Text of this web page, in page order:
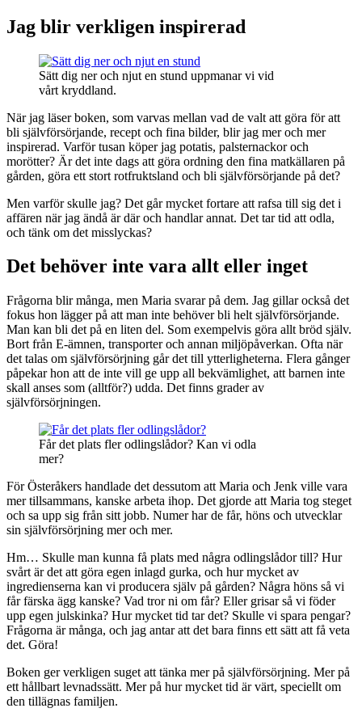
Jag blir verkligen inspirerad
Sätt dig ner och njut en stund uppmanar vi vid
vårt kryddland.
När jag läser boken, som varvas mellan vad de valt att göra för att
bli självförsörjande, recept och fina bilder, blir jag mer och mer
inspirerad. Varför tusan köper jag potatis, palsternackor och
morötter? Är det inte dags att göra ordning den fina matkällaren på
gården, göra ett stort rotfruktsland och bli självförsörjande på det?
Men varför skulle jag? Det går mycket fortare att rafsa till sig det i
affären när jag ändå är där och handlar annat. Det tar tid att odla,
och tänk om det misslyckas?
Det behöver inte vara allt eller inget
Frågorna blir många, men Maria svarar på dem. Jag gillar också det
fokus hon lägger på att man inte behöver bli helt självförsörjande.
Man kan bli det på en liten del. Som exempelvis göra allt bröd själv.
Bort från E-ämnen, transporter och annan miljöpåverkan. Ofta när
det talas om självförsörjning går det till ytterligheterna. Flera gånger
påpekar hon att de inte vill ge upp all bekvämlighet, att barnen inte
skall anses som (alltför?) udda. Det finns grader av
självförsörjningen.
Får det plats fler odlingslådor? Kan vi odla
mer?
För Österåkers handlade det dessutom att Maria och Jenk ville vara
mer tillsammans, kanske arbeta ihop. Det gjorde att Maria tog steget
och sa upp sig från sitt jobb. Numer har de får, höns och utvecklar
sin självförsörjning mer och mer.
Hm… Skulle man kunna få plats med några odlingslådor till? Hur
svårt är det att göra egen inlagd gurka, och hur mycket av
ingredienserna kan vi producera själv på gården? Några höns så vi
får färska ägg kanske? Vad tror ni om får? Eller grisar så vi föder
upp egen julskinka? Hur mycket tid tar det? Skulle vi spara pengar?
Frågorna är många, och jag antar att det bara finns ett sätt att få veta
det. Göra!
Boken ger verkligen suget att tänka mer på självförsörjning. Mer på
ett hållbart levnadssätt. Mer på hur mycket tid är värt, speciellt om
den tillägnas familjen.